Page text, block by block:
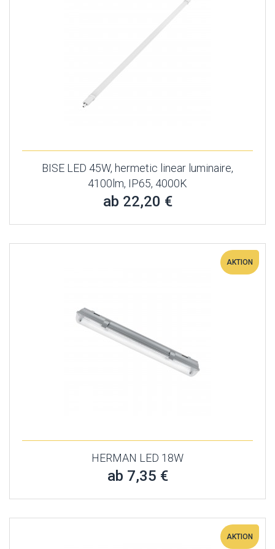
BISE LED 45W, hermetic linear luminaire,
4100lm, IP65, 4000K
ab 22,20 €
AKTION
HERMAN LED 18W
ab 7,35 €
AKTION